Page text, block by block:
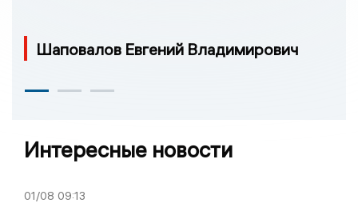
Шаповалов Евгений Владимирович
Интересные новости
01/08 09:13